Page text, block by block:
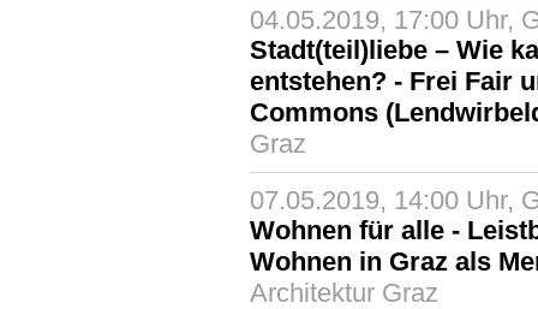
04.05.2019, 17:00 Uhr,
Stadt(teil)liebe – Wie
entstehen? - Frei Fair
Commons
Graz
07.05.2019, 14:00 Uhr,
Wohnen für alle -
Wohnen in Graz als
Architektur Graz